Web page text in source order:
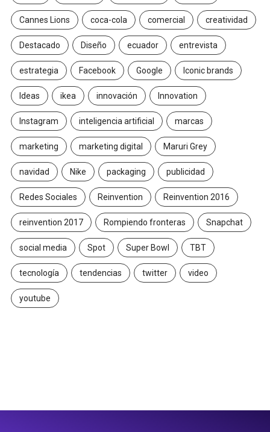
Cannes Lions coca-cola comercial creatividad
Destacado Diseño ecuador entrevista
estrategia Facebook Google Iconic brands
Ideas ikea innovación Innovation
Instagram inteligencia artificial marcas
marketing marketing digital Maruri Grey
navidad Nike packaging publicidad
Redes Sociales Reinvention Reinvention 2016
reinvention 2017 Rompiendo fronteras Snapchat
social media Spot Super Bowl TBT
tecnología tendencias twitter video
youtube